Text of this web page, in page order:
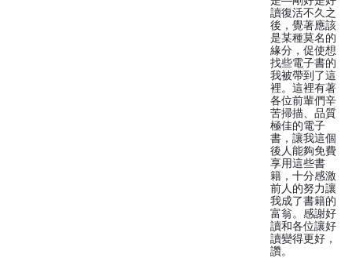
讀復活不久之
後，覺著應該
是某種莫名的
緣分，促使想
找些電子書的
我被帶到了這
裡。這裡有著
各位前輩們辛
苦掃描、品質
極佳的電子
書，讓我這個
後人能夠免費
享用這些書
籍，十分感激
前人的努力讓
我成了書籍的
富翁。感謝好
讀和各位讓好
讀變得更好，
讚。